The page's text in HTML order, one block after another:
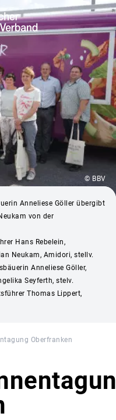
© BBV
Anneliese Göller übergibt
von der
Hans Rebelein,
Neukam, Amidori, stellv.
Anneliese Göller,
Seyferth, stelv.
Thomas Lippert,
Oberfranken